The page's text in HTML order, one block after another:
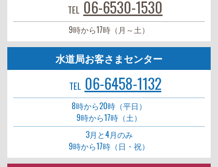
TEL 06-6530-1530
9時から17時（月～土）
水道局お客さまセンター
TEL 06-6458-1132
8時から20時（平日）
9時から17時（土）
3月と4月のみ
9時から17時（日・祝）